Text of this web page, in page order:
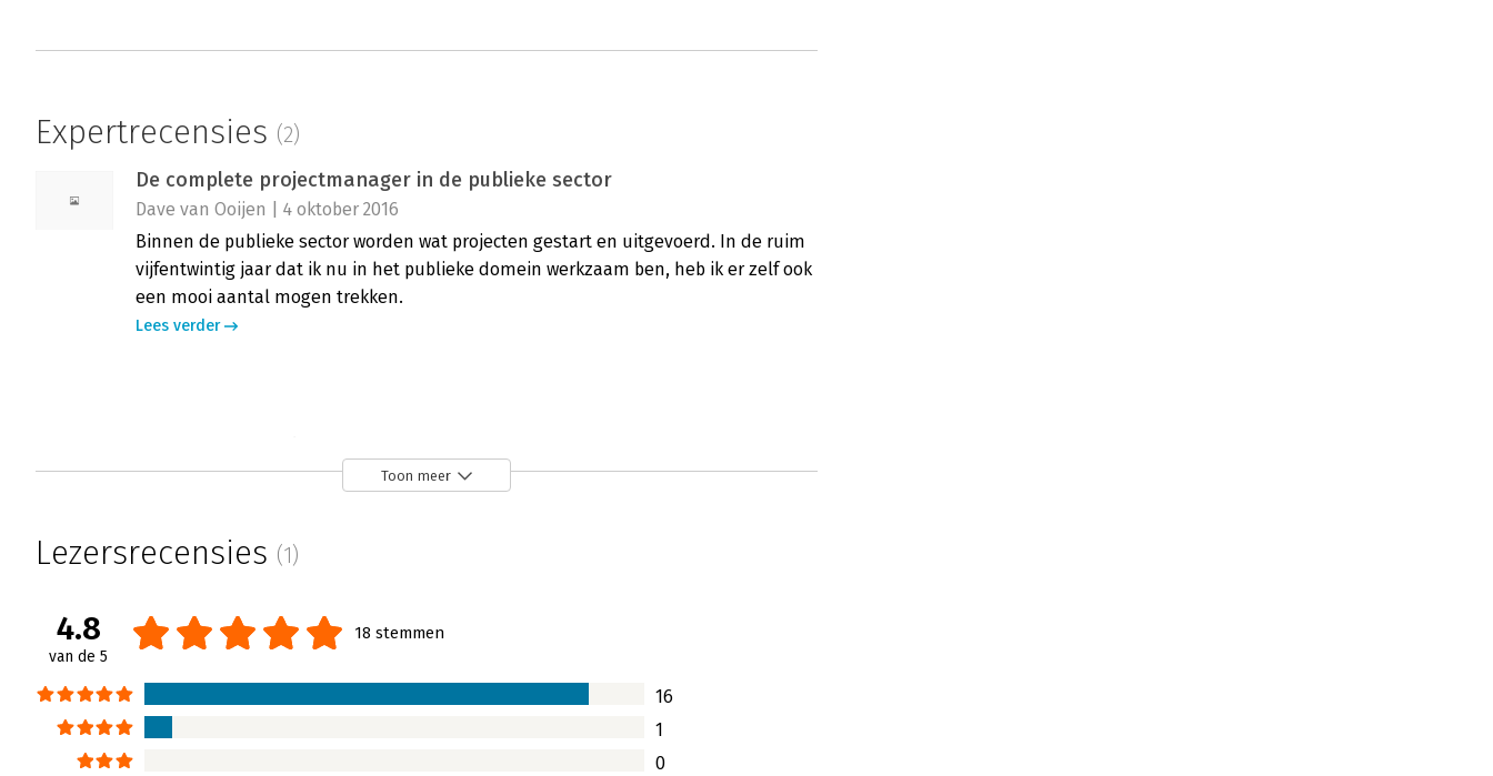
Expertrecensies (2)
De complete projectmanager in de publieke sector
Dave van Ooijen | 4 oktober 2016
Binnen de publieke sector worden wat projecten gestart en uitgevoerd. In de ruim
vijfentwintig jaar dat ik nu in het publieke domein werkzaam ben, heb ik er zelf ook
een mooi aantal mogen trekken.
Lees verder
Henny Portman | 13 september 2016
kern, het hoe, van projectmanagement en de mens achter de projectmanager. Een
vastlegging van zijn eigen persoonlijke ervaringen gedurende de afgelopen 20 jaar.
Toon meer
Lezersrecensies (1)
4.8
van de 5
18 stemmen
16
1
0